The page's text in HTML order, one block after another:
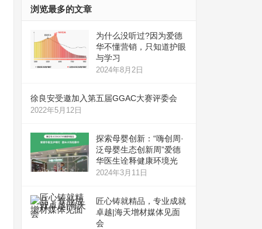
浏览最多的文章
为什么没听过?因为爱德
华不懂营销，只知道护眼
与学习
2024年8月2日
徐良安受邀加入第五届GGAC大赛评委会
2022年5月12日
探索母婴创新：“嗨创周·
泛母婴生态创新周”爱德
华医生诠释健康环境光
2024年3月11日
匠心铸就精品，专业成就
卓越|海天增材媒体见面
会